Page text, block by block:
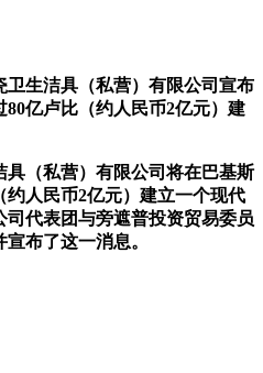
生洁具（私营）有限公司宣布
亿卢比（约人民币2亿元）建
（私营）有限公司将在巴基斯
人民币2亿元）建立一个现代
司代表团与旁遮普投资贸易委员
布了这一消息。